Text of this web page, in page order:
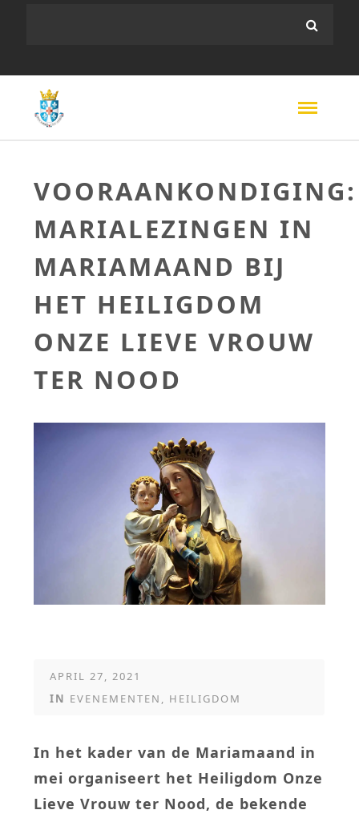
VOORAANKONDIGING:
MARIALEZINGEN IN
MARIAMAAND BIJ
HET HEILIGDOM
ONZE LIEVE VROUW
TER NOOD
APRIL 27, 2021
IN EVENEMENTEN , HEILIGDOM
In het kader van de Mariamaand in
mei organiseert het Heiligdom Onze
Lieve Vrouw ter Nood, de bekende